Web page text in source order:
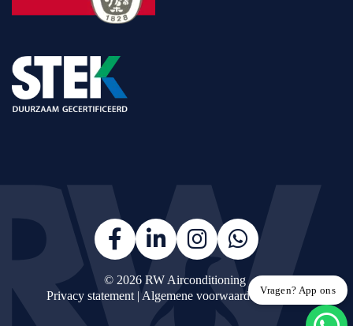
© 2026 RW Airconditioning
Privacy statement|Algemene voorwaarden |Sitemap
Vragen? App ons